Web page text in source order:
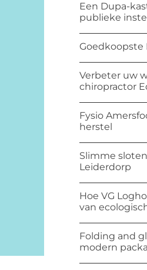
Een Dupa-
publieke
Goedkoopste
Verbeter uw
chiropractor
Fysio
herstel
Slimme
Leiderdorp
Hoe VG
van
Folding and
modern